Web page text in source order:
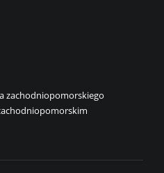
zachodniopomorskiego